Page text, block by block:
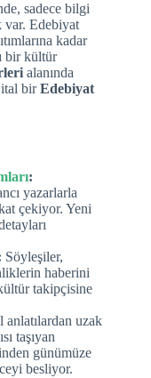
sadece bilgi
var. Edebiyat
kadar
bir kültür
alanında
birEdebiyat
:
yazarlarla
çekiyor. Yeni
Söyleşiler,
haberini
takipçisine
anlatılardan uzak
taşıyan
günümüze
besliyor.